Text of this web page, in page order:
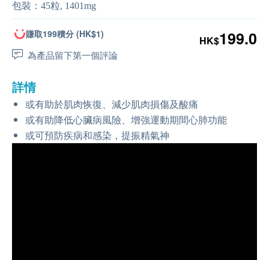
包裝： 45粒, 1401mg
賺取199積分 (HK$1)
為產品留下第一個評論
HK$199.0
詳情
或有助於肌肉恢復、減少肌肉損傷及酸痛
或有助降低心臟病風險、增強運動期間心肺功能
或可預防疾病和感染，提振精氣神